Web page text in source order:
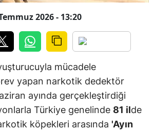
2026 - 13:20
mücadele
yapan narkotik dedektör
ayında gerçekleştirdiği
Türkiye genelinde 81 ilde
köpekleri arasında 'Ayın